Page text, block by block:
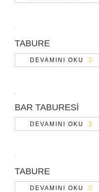
TABURE
DEVAMINI OKU
BAR TABURESİ
DEVAMINI OKU
TABURE
DEVAMINI OKU